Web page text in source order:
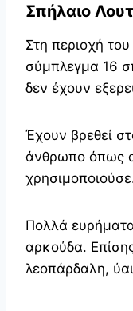
Σπήλαιο
Στη περιοχή
σύμπλεγμα 16
δεν έχουν
Έχουν βρεθεί
άνθρωπο όπως
Πολλά
αρκούδα.
λεοπάρδαλη,